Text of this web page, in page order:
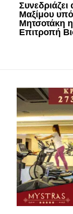
Συνεδριάζει
Μαξίμου
Μητσοτάκη
Επιτροπή